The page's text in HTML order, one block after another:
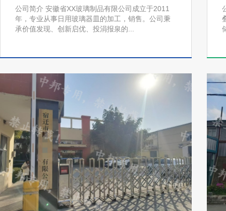
公司简介 安徽省XX玻璃制品有限公司成立于2011
年，专业从事日用玻璃器皿的加工，销售。公司秉
承价值发现、创新启优、投涓报泉的...